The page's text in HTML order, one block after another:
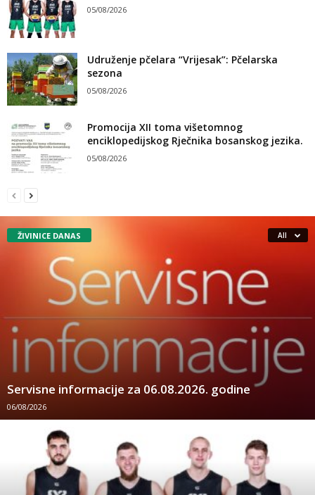
05/08/2026
Udruženje pčelara “Vrijesak”: Pčelarska
sezona
05/08/2026
Promocija XII toma višetomnog
enciklopedijskog Rječnika bosanskog jezika.
05/08/2026
ŽIVINICE DANAS All
Servisne informacije za 06.08.2026. godine
06/08/2026